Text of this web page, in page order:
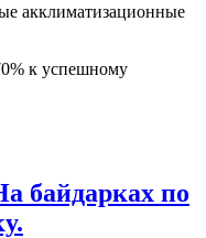
акклиматизационные
к успешному
байдарках по